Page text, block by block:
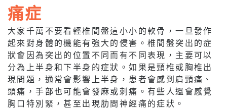
痛症
大家千萬不要看輕椎間盤這小小的軟骨，一旦發作
起來對身體的機能有強大的侵害。椎間盤突出的症
狀會因為突出的位置不同而有不同表現，主要可以
分為上半身和下半身的症狀。如果是頸椎或胸椎出
現問題，通常會影響上半身，患者會感到肩頸痛、
頭痛，手部也可能會發麻或刺痛。有些人還會感覺
胸口特別緊，甚至出現肋間神經痛的症狀。